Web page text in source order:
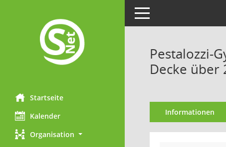
Startseite
Kalender
Organisation
Toggle navigation
Pestalozzi-
Decke über
Informationen